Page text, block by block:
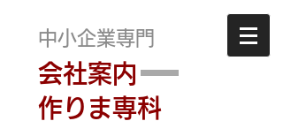
中小企業専門
会社案内
作りま専科